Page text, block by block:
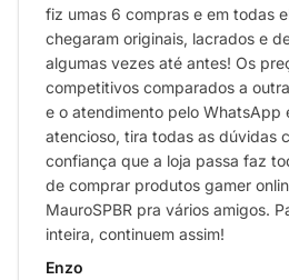
fiz umas 6 compras e em todas
chegaram originais, lacrados e
algumas vezes até antes! Os
competitivos comparados a
e o atendimento pelo WhatsApp
atencioso, tira todas as dúvidas
confiança que a loja passa faz
de comprar produtos gamer
MauroSPBR pra vários amigos.
inteira, continuem assim!
Enzo